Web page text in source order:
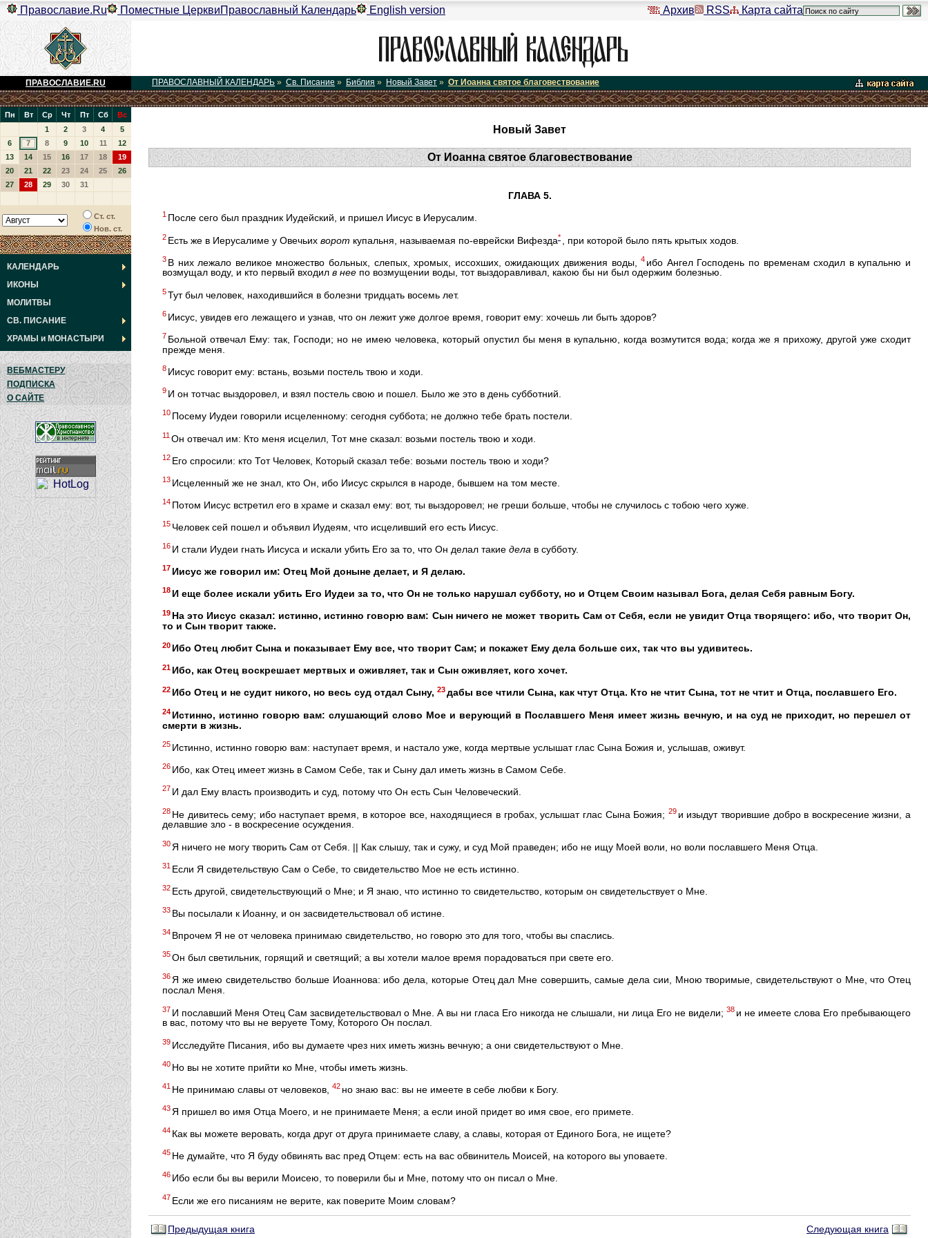
Архив RSS Карта сайта
Православие.Ru Поместные ЦерквиПравославный Календарь English version
ПРАВОСЛАВИЕ.RU ПРАВОСЛАВНЫЙ КАЛЕНДАРЬ » Св. Писание » Библия » Новый Завет » От Иоанна святое благовествование
Пн Вт Ср Чт Пт Сб
Вс
1
2 3 4
5
6
7 8 9 10 11
12
13
14 15 16 17 18
19
20
21 22 23 24 25
26
27
28 29 30 31
Ст. ст.
Нов. ст.
КАЛЕНДАРЬ
ИКОНЫ
МОЛИТВЫ
СВ. ПИСАНИЕ
ХРАМЫ и МОНАСТЫРИ
ВЕБМАСТЕРУ
ПОДПИСКА
О САЙТЕ
Новый Завет
От Иоанна святое благовествование
ГЛАВА 5.
1 После сего был праздник Иудейский, и пришел Иисус в Иерусалим.
2 Есть же в Иерусалиме у Овечьих ворот купальня, называемая по-еврейски Вифезда* , при которой было пять крытых ходов.
3 В них лежало великое множество больных, слепых, хромых, иссохших, ожидающих движения воды,4 ибо Ангел Господень по временам сходил в купальню и
возмущал воду, и кто первый входил в нее по возмущении воды, тот выздоравливал, какою бы ни был одержим болезнью.
5Тут был человек, находившийся в болезни тридцать восемь лет.
6 Иисус, увидев его лежащего и узнав, что он лежит уже долгое время, говорит ему: хочешь ли быть здоров?
7 Больной отвечал Ему: так, Господи; но не имею человека, который опустил бы меня в купальню, когда возмутится вода; когда же я прихожу, другой уже сходит
прежде меня.
8 Иисус говорит ему: встань, возьми постель твою и ходи.
9 И он тотчас выздоровел, и взял постель свою и пошел. Было же это в день субботний.
10 Посему Иудеи говорили исцеленному: сегодня суббота; не должно тебе брать постели.
11 Он отвечал им: Кто меня исцелил, Тот мне сказал: возьми постель твою и ходи.
12 Его спросили: кто Тот Человек, Который сказал тебе: возьми постель твою и ходи?
13 Исцеленный же не знал, кто Он, ибо Иисус скрылся в народе, бывшем на том месте.
14 Потом Иисус встретил его в храме и сказал ему: вот, ты выздоровел; не греши больше, чтобы не случилось с тобою чего хуже.
15 Человек сей пошел и объявил Иудеям, что исцеливший его есть Иисус.
16 И стали Иудеи гнать Иисуса и искали убить Его за то, что Он делал такие дела в субботу.
17 Иисус же говорил им: Отец Мой доныне делает, и Я делаю.
18 И еще более искали убить Его Иудеи за то, что Он не только нарушал субботу, но и Отцем Своим называл Бога, делая Себя равным Богу.
19 На это Иисус сказал: истинно, истинно говорю вам: Сын ничего не может творить Сам от Себя, если не увидит Отца творящего: ибо, что творит Он,
то и Сын творит также.
20 Ибо Отец любит Сына и показывает Ему все, что творит Сам; и покажет Ему дела больше сих, так что вы удивитесь.
21 Ибо, как Отец воскрешает мертвых и оживляет, так и Сын оживляет, кого хочет.
22 Ибо Отец и не судит никого, но весь суд отдал Сыну, 23дабы все чтили Сына, как чтут Отца. Кто не чтит Сына, тот не чтит и Отца, пославшего Его.
24 Истинно, истинно говорю вам: слушающий слово Мое и верующий в Пославшего Меня имеет жизнь вечную, и на суд не приходит, но перешел от
смерти в жизнь.
25 Истинно, истинно говорю вам: наступает время, и настало уже, когда мертвые услышат глас Сына Божия и, услышав, оживут.
26 Ибо, как Отец имеет жизнь в Самом Себе, так и Сыну дал иметь жизнь в Самом Себе.
27 И дал Ему власть производить и суд, потому что Он есть Сын Человеческий.
28 Не дивитесь сему; ибо наступает время, в которое все, находящиеся в гробах, услышат глас Сына Божия; 29 и изыдут творившие добро в воскресение жизни, а
делавшие зло - в воскресение осуждения.
30 Я ничего не могу творить Сам от Себя. || Как слышу, так и сужу, и суд Мой праведен; ибо не ищу Моей воли, но воли пославшего Меня Отца.
31 Если Я свидетельствую Сам о Себе, то свидетельство Мое не есть истинно.
32 Есть другой, свидетельствующий о Мне; и Я знаю, что истинно то свидетельство, которым он свидетельствует о Мне.
33 Вы посылали к Иоанну, и он засвидетельствовал об истине.
34 Впрочем Я не от человека принимаю свидетельство, но говорю это для того, чтобы вы спаслись.
35Он был светильник, горящий и светящий; а вы хотели малое время порадоваться при свете его.
36 Я же имею свидетельство больше Иоаннова: ибо дела, которые Отец дал Мне совершить, самые дела сии, Мною творимые, свидетельствуют о Мне, что Отец
послал Меня.
37 И пославший Меня Отец Сам засвидетельствовал о Мне. А вы ни гласа Его никогда не слышали, ни лица Его не видели; 38 и не имеете слова Его пребывающего
в вас, потому что вы не веруете Тому, Которого Он послал.
39 Исследуйте Писания, ибо вы думаете чрез них иметь жизнь вечную; а они свидетельствуют о Мне.
40 Но вы не хотите прийти ко Мне, чтобы иметь жизнь.
41 Не принимаю славы от человеков, 42 но знаю вас: вы не имеете в себе любви к Богу.
43 Я пришел во имя Отца Моего, и не принимаете Меня; а если иной придет во имя свое, его примете.
44 Как вы можете веровать, когда друг от друга принимаете славу, а славы, которая от Единого Бога, не ищете?
45 Не думайте, что Я буду обвинять вас пред Отцем: есть на вас обвинитель Моисей, на которого вы уповаете.
46 Ибо если бы вы верили Моисею, то поверили бы и Мне, потому что он писал о Мне.
47 Если же его писаниям не верите, как поверите Моим словам?
Предыдущая книга Следующая книга